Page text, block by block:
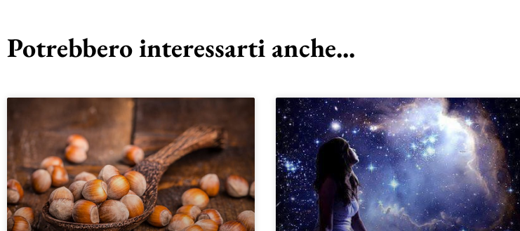
Potrebbero interessarti anche...